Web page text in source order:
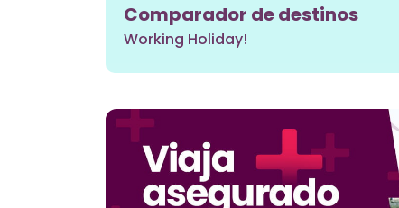
Comparador de destinos
Working Holiday!